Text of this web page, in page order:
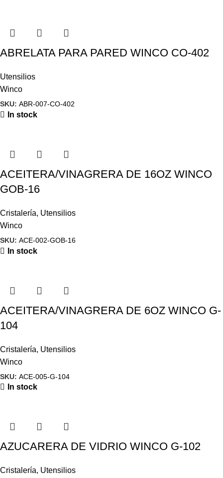
ABRELATA PARA PARED WINCO CO-402
Utensilios
Winco
SKU: ABR-007-CO-402
In stock
ACEITERA/VINAGRERA DE 16OZ WINCO
GOB-16
Cristalería, Utensilios
Winco
SKU: ACE-002-GOB-16
In stock
ACEITERA/VINAGRERA DE 6OZ WINCO G-
104
Cristalería, Utensilios
Winco
SKU: ACE-005-G-104
In stock
AZUCARERA DE VIDRIO WINCO G-102
Cristalería, Utensilios